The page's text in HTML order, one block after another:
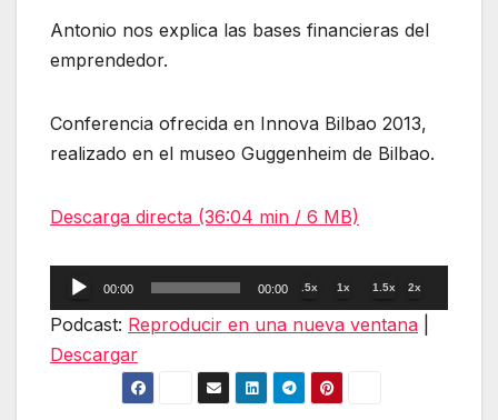
Antonio nos explica las bases financieras del
emprendedor.
Conferencia ofrecida en Innova Bilbao 2013,
realizado en el museo Guggenheim de Bilbao.
Descarga directa (36:04 min / 6 MB)
Reproductor
de
00:00 00:00 .5x 1x 1.5x 2x
Podcast: Reproducir en una nueva ventana
Descargar